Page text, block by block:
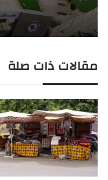
مقالات ذات صلة